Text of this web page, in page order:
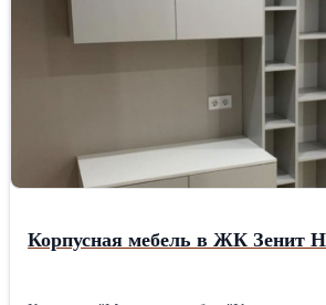
Корпусная мебель в ЖК Зенит